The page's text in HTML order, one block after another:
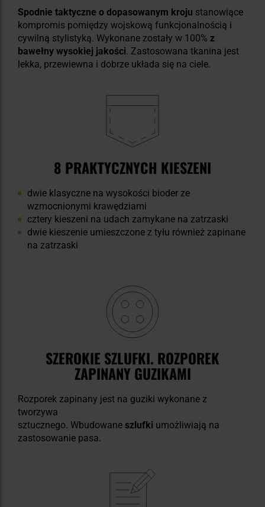
Spodnie taktyczne o dopasowanym kroju stanowiące
kompromis pomiędzy wojskową funkcjonalnością i
cywilną stylistyką. Wykonane zostały w 100% z
bawełny wysokiej jakości. Zastosowana tkanina jest
lekka, przewiewna i dobrze układa się na ciele.
8 PRAKTYCZNYCH KIESZENI
dwie klasyczne na wysokości bioder ze
wzmocnionymi krawędziami
cztery kieszeni na udach zamykane na zatrzaski
dwie kieszenie umieszczone z tyłu również zapinane
na zatrzaski
SZEROKIE SZLUFKI. ROZPOREK
ZAPINANY GUZIKAMI
Rozporek zapinany jest na guziki wykonane z
tworzywa
sztucznego. Wbudowane szlufki umożliwiają na
zastosowanie pasa.